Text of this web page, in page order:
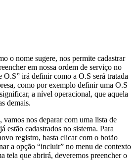
o nome sugere, nos permite cadastrar
em nossa ordem de serviço no
irá definir como a O.S será tratada
como por exemplo definir uma O.S
a nível operacional, que aquela
demais.
vamos nos deparar com uma lista de
estão cadastrados no sistema. Para
registro, basta clicar com o botão
a opção “incluir” no menu de contexto
tela que abrirá, deveremos preencher o